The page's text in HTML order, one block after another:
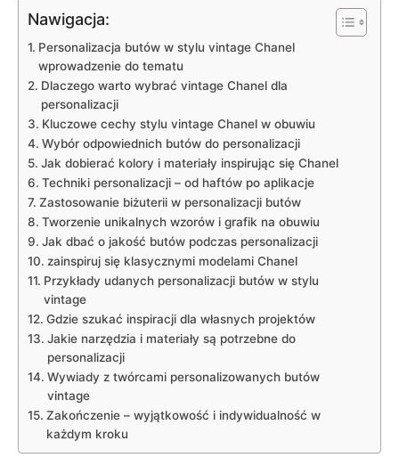
Nawigacja:
Personalizacja butów w stylu vintage Chanel
wprowadzenie do tematu
Dlaczego warto wybrać vintage Chanel dla
personalizacji
Kluczowe cechy stylu vintage Chanel w obuwiu
Wybór odpowiednich butów do personalizacji
Jak dobierać kolory i materiały inspirując się Chanel
Techniki personalizacji – od haftów po aplikacje
Zastosowanie biżuterii w personalizacji butów
Tworzenie unikalnych wzorów i grafik na obuwiu
Jak dbać o jakość butów podczas personalizacji
zainspiruj się klasycznymi modelami Chanel
Przykłady udanych personalizacji butów w stylu
vintage
Gdzie szukać inspiracji dla własnych projektów
Jakie narzędzia i materiały są potrzebne do
personalizacji
Wywiady z twórcami personalizowanych butów
vintage
Zakończenie – wyjątkowość i indywidualność w
każdym kroku